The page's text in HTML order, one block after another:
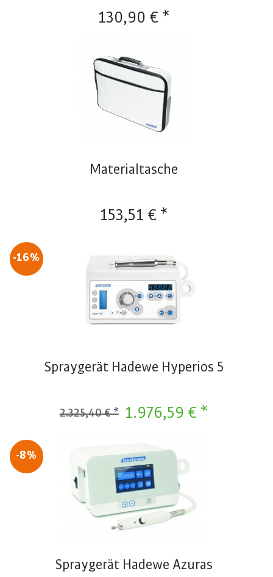
130,90 € *
Materialtasche
153,51 € *
-16%
Spraygerät Hadewe Hyperios 5
1.976,59 € *
2.325,40 € *
-8%
Spraygerät Hadewe Azuras